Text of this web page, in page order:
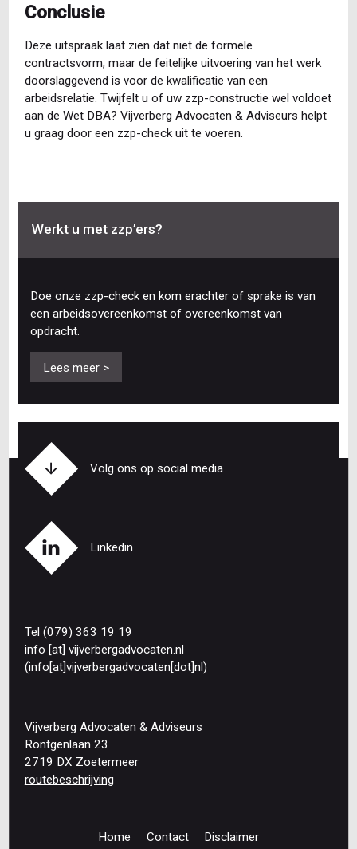
Conclusie
Deze uitspraak laat zien dat niet de formele
contractsvorm, maar de feitelijke uitvoering van het werk
doorslaggevend is voor de kwalificatie van een
arbeidsrelatie. Twijfelt u of uw zzp-constructie wel voldoet
aan de Wet DBA? Vijverberg Advocaten & Adviseurs helpt
u graag door een zzp-check uit te voeren.
Werkt u met zzp’ers?
Doe onze zzp-check en kom erachter of sprake is van
een arbeidsovereenkomst of overeenkomst van
opdracht.
Lees meer >
Volg ons op social media
Linkedin
Tel (079) 363 19 19
info [at] vijverbergadvocaten.nl
(info[at]vijverbergadvocaten[dot]nl)
Vijverberg Advocaten & Adviseurs
Röntgenlaan 23
2719 DX Zoetermeer
routebeschrijving
Home Contact Disclaimer